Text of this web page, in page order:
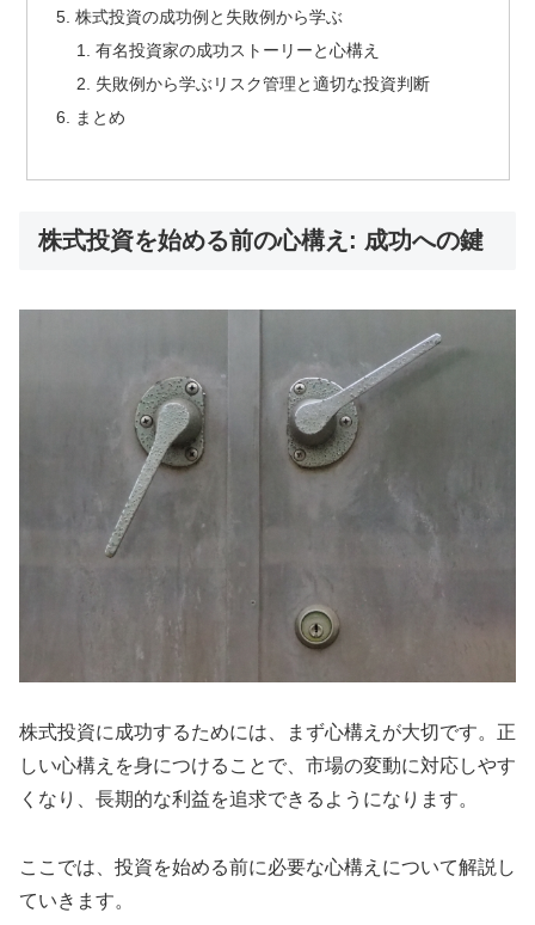
株式投資の成功例と失敗例から学ぶ
有名投資家の成功ストーリーと心構え
失敗例から学ぶリスク管理と適切な投資判断
まとめ
株式投資を始める前の心構え: 成功への鍵
株式投資に成功するためには、まず心構えが大切です。正
しい心構えを身につけることで、市場の変動に対応しやす
くなり、長期的な利益を追求できるようになります。
ここでは、投資を始める前に必要な心構えについて解説し
ていきます。